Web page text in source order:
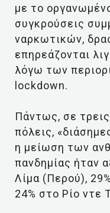
με το
συγκρούσεις
ναρκωτικών,
επηρεάζονται
λόγω των
lockdown.
Πάντως, σε τρεις
πόλεις,
η μείωση των
πανδημίας ήταν
Λίμα (Περού),
24% στο Ρίο ντε